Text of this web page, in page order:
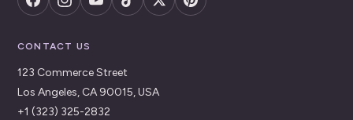
CONTACT US
123 Commerce Street
Los Angeles, CA 90015, USA
+1 (323) 325-2832